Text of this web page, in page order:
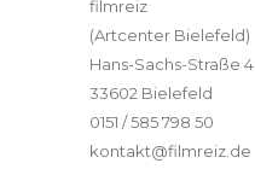
filmreiz
(Artcenter Bielefeld)
Hans-Sachs-Straße 4
33602 Bielefeld
0151 / 585 798 50
kontakt@filmreiz.de